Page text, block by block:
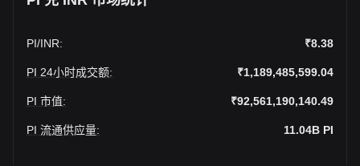
PI/INR: ₹8.38
PI 24小时成交额: ₹1,189,485,599.04
PI 市值: ₹92,561,190,140.49
PI 流通供应量: 11.04B PI